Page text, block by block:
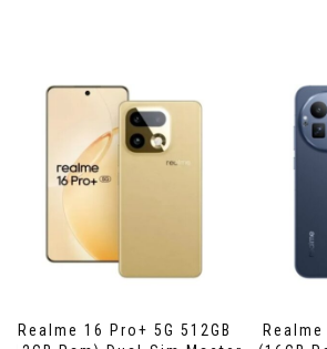
Realme 16 Pro+ 5G 512GB
Realme